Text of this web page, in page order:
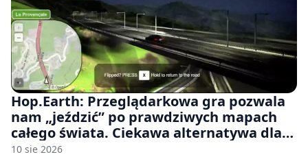
Hop.Earth: Przeglądarkowa gra pozwala
nam „jeździć” po prawdziwych mapach
całego świata. Ciekawa alternatywa dla
Google Street View
10 sie 2026